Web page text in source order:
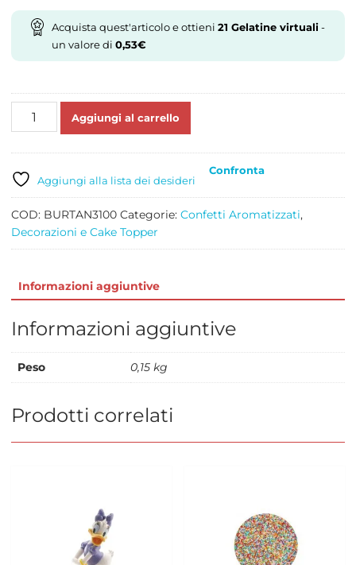
Acquista quest'articolo e ottieni 21 Gelatine virtuali-
un valore di 0,53€
PERLE
MM
8
KG
1
quantità
Aggiungi al carrello
Aggiungi alla lista dei desideri
Confronta
COD: BURTAN3100 Categorie: Confetti Aromatizzati,
Decorazioni e Cake Topper
Informazioni aggiuntive
Informazioni aggiuntive
Peso 0,15 kg
Prodotti correlati